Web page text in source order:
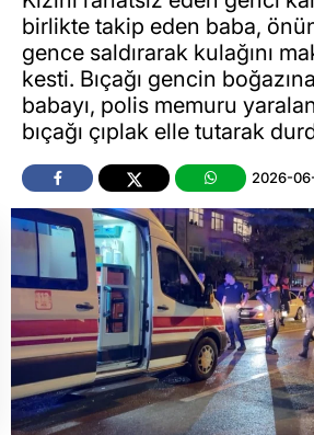
birlikte takip eden baba,
gence saldırarak kulağını
kesti. Bıçağı gencin
babayı, polis memuru
bıçağı çıplak elle tutarak
2026-